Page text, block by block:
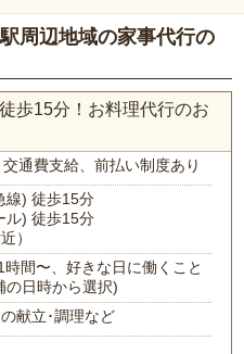
周辺地域の家事代行の
歩15分！お料理代行のお
交通費支給、前払い制度あり
線) 徒歩15分
ル) 徒歩15分
）
間〜、好きな日に働くこと
の日時から選択)
献立･調理など